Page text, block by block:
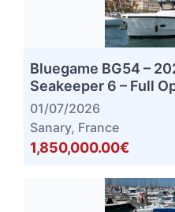
Bluegame BG54 –
Seakeeper 6 – Full
01/07/2026
Sanary, France
1,850,000.00€